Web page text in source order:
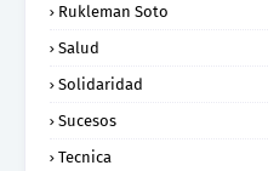
Rukleman Soto
Salud
Solidaridad
Sucesos
Tecnica